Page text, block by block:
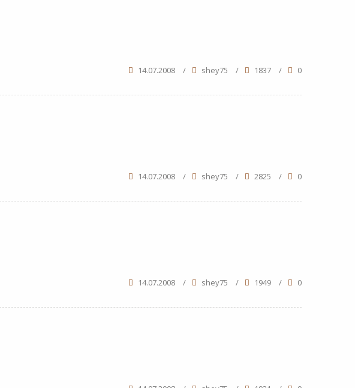
14.07.2008 / shey75 / 1837 / 0
14.07.2008 / shey75 / 2825 / 0
14.07.2008 / shey75 / 1949 / 0